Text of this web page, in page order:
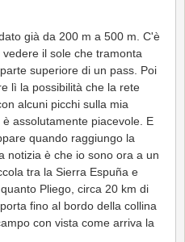
già da 200 m a 500 m. C'è
il sole che tramonta
superiore di un pass. Poi
lì la possibilità che la rete
alcuni picchi sulla mia
assolutamente piacevole. E
quando raggiungo la
notizia è che io sono ora a un
tra la Sierra Espuña e
Pliego, circa 20 km di
fino al bordo della collina
con vista come arriva la